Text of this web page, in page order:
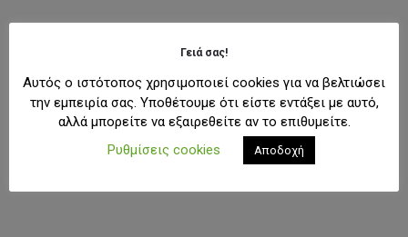
Γειά σας!
Αυτός ο ιστότοπος χρησιμοποιεί cookies για να βελτιώσει
την εμπειρία σας. Υποθέτουμε ότι είστε εντάξει με αυτό,
αλλά μπορείτε να εξαιρεθείτε αν το επιθυμείτε.
Ρυθμίσεις cookies
Αποδοχή